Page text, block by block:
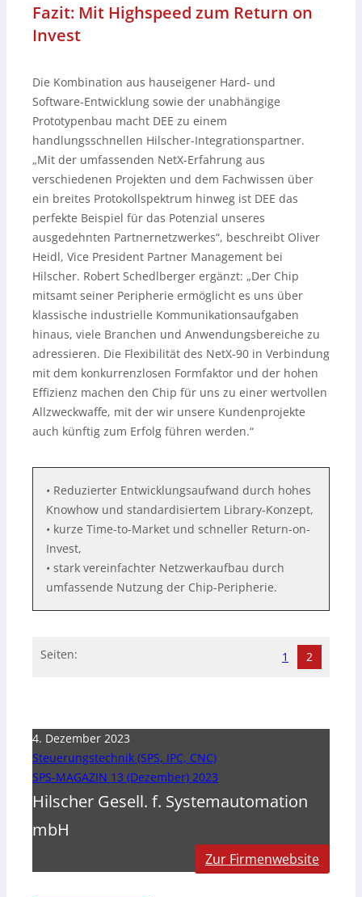
Fazit: Mit Highspeed zum Return on
Invest
Die Kombination aus hauseigener Hard- und
Software-Entwicklung sowie der unabhängige
Prototypenbau macht DEE zu einem
handlungsschnellen Hilscher-Integrationspartner.
„Mit der umfassenden NetX-Erfahrung aus
verschiedenen Projekten und dem Fachwissen über
ein breites Protokollspektrum hinweg ist DEE das
perfekte Beispiel für das Potenzial unseres
ausgedehnten Partnernetzwerkes“, beschreibt Oliver
Heidl, Vice President Partner Management bei
Hilscher. Robert Schedlberger ergänzt: „Der Chip
mitsamt seiner Peripherie ermöglicht es uns über
klassische industrielle Kommunikationsaufgaben
hinaus, viele Branchen und Anwendungsbereiche zu
adressieren. Die Flexibilität des NetX-90 in Verbindung
mit dem konkurrenzlosen Formfaktor und der hohen
Effizienz machen den Chip für uns zu einer wertvollen
Allzweckwaffe, mit der wir unsere Kundenprojekte
auch künftig zum Erfolg führen werden.“
• Reduzierter Entwicklungsaufwand durch hohes
Knowhow und standardisiertem Library-Konzept,
• kurze Time-to-Market und schneller Return-on-
Invest,
• stark vereinfachter Netzwerkaufbau durch
umfassende Nutzung der Chip-Peripherie.
Seiten: 1 2
4. Dezember 2023
Steuerungstechnik (SPS, IPC, CNC)
SPS-MAGAZIN 13 (Dezember) 2023
Hilscher Gesell. f. Systemautomation
mbH
Zur Firmenwebsite